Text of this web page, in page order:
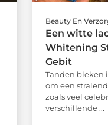
Beauty En
Een witte
Whitening
Gebit
Tanden bleken
om een
zoals veel
verschillende ...